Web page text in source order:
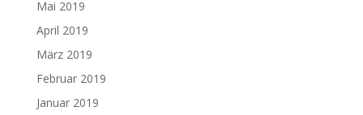
Mai 2019
April 2019
März 2019
Februar 2019
Januar 2019